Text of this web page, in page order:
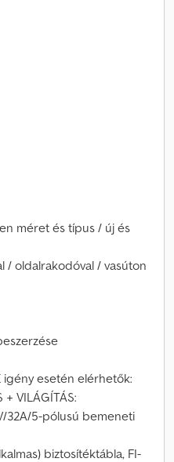
méret és típus / új és
/ oldalrakodóval / vasúton
igény esetén elérhetők:
+ VILÁGÍTÁS:
32A/5-pólusú bemeneti
biztosítéktábla, FI-